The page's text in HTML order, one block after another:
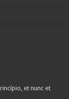
et nunc et